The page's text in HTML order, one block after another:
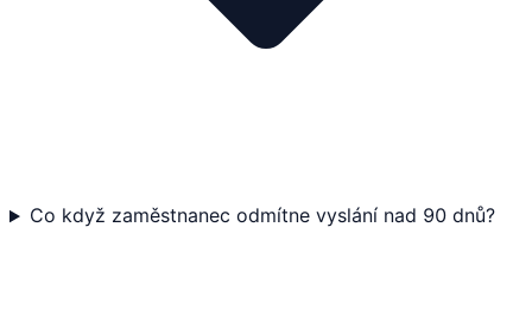
Co když zaměstnanec odmítne vyslání nad 90 dnů?